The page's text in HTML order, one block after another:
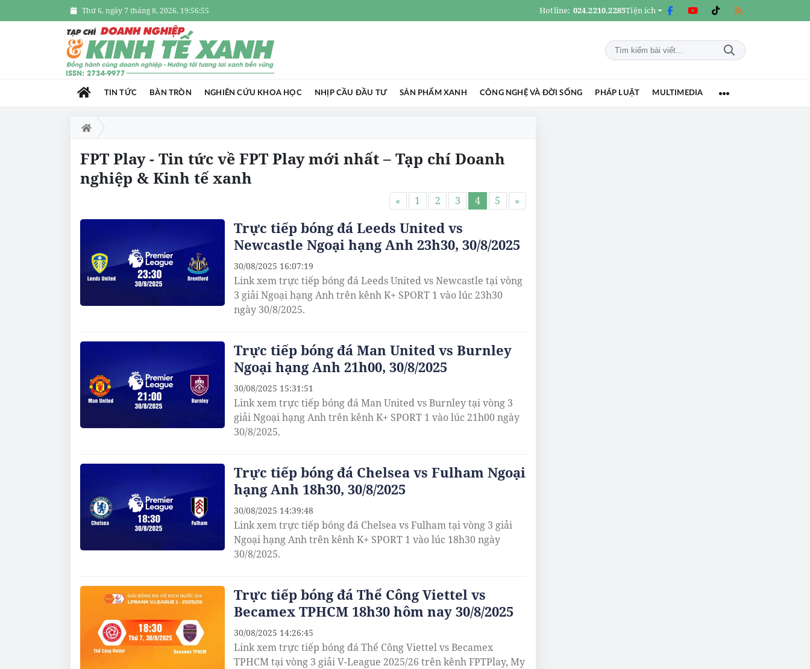
Thứ 6, ngày 7 tháng 8, 2026, 19:56:56 Hotline: 024.2210.2285Tiện ích
TIN TỨC BÀN TRÒN NGHIÊN CỨU KHOA HỌC NHỊP CẦU ĐẦU TƯ SẢN PHẨM XANH CÔNG NGHỆ VÀ ĐỜI SỐNG PHÁP LUẬT MULTIMEDIA
FPT Play - Tin tức về FPT Play mới nhất – Tạp chí Doanh
nghiệp & Kinh tế xanh
« 1 2 3 4 5 »
Trực tiếp bóng đá Leeds United vs
Newcastle Ngoại hạng Anh 23h30, 30/8/2025
Link xem trực tiếp bóng đá Leeds United vs Newcastle tại vòng
3 giải Ngoại hạng Anh trên kênh K+ SPORT 1 vào lúc 23h30
ngày 30/8/2025.
30/08/2025 16:07:19
Trực tiếp bóng đá Man United vs Burnley
Ngoại hạng Anh 21h00, 30/8/2025
Link xem trực tiếp bóng đá Man United vs Burnley tại vòng 3
giải Ngoại hạng Anh trên kênh K+ SPORT 1 vào lúc 21h00 ngày
30/8/2025.
30/08/2025 15:31:51
Trực tiếp bóng đá Chelsea vs Fulham Ngoại
hạng Anh 18h30, 30/8/2025
Link xem trực tiếp bóng đá Chelsea vs Fulham tại vòng 3 giải
Ngoại hạng Anh trên kênh K+ SPORT 1 vào lúc 18h30 ngày
30/8/2025.
30/08/2025 14:39:48
Trực tiếp bóng đá Thể Công Viettel vs
Becamex TPHCM 18h30 hôm nay 30/8/2025
Link xem trực tiếp bóng đá Thể Công Viettel vs Becamex
TPHCM tại vòng 3 giải V-League 2025/26 trên kênh FPTPlay, My
30/08/2025 14:26:45